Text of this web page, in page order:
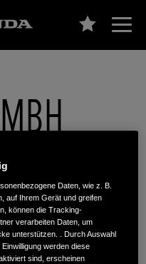
Daten, wie z. B.
auf Ihrem Gerät und greifen
können die Tracking-
verarbeiten Daten, um
unterstützen. . Durch Auswahl
werden diese
sind, erscheinen